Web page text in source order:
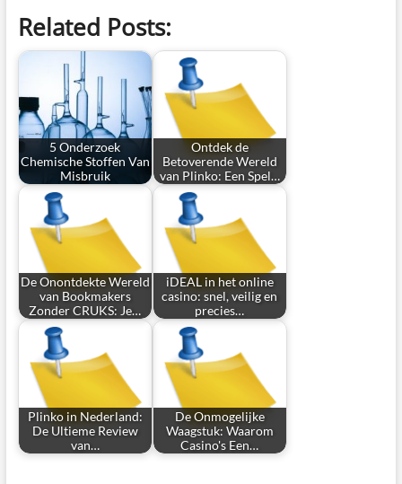
Related Posts:
5 Onderzoek
Chemische Stoffen Van
Misbruik
Ontdek de
Betoverende Wereld
van Plinko: Een Spel…
De Onontdekte Wereld
van Bookmakers
Zonder CRUKS: Je…
iDEAL in het online
casino: snel, veilig en
precies…
Plinko in Nederland:
De Ultieme Review
van…
De Onmogelijke
Waagstuk: Waarom
Casino's Een…